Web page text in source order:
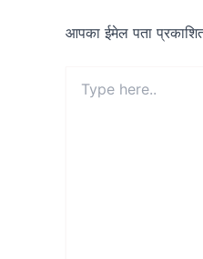
आपका ईमेल पता
here..